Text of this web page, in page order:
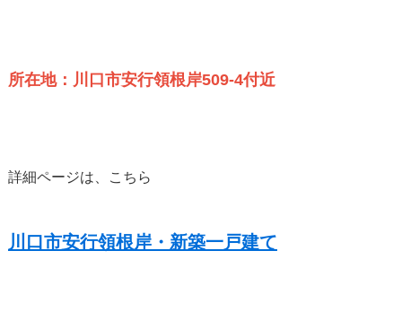
所在地：川口市安行領根岸509-4付近
詳細ページは、こちら
川口市安行領根岸・新築一戸建て